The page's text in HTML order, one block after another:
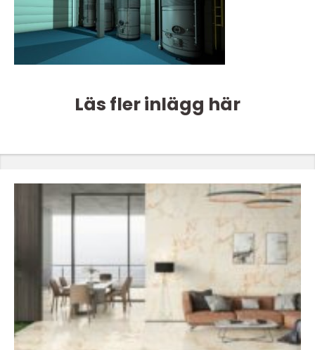
Läs fler inlägg här